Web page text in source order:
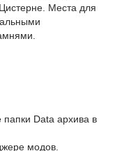
Места для
Data архива в
модов.